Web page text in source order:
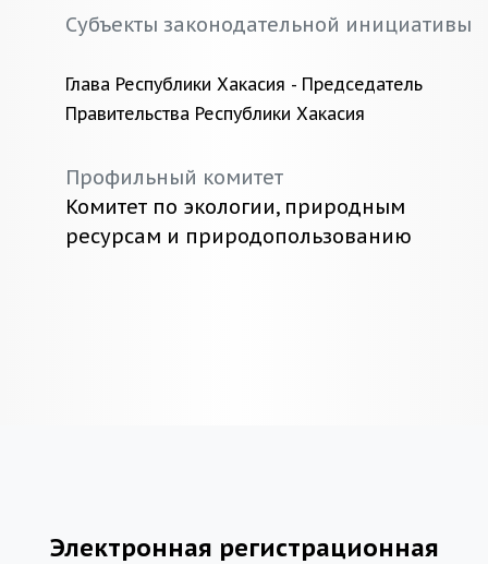
Субъекты законодательной инициативы
Глава Республики Хакасия - Председатель
Правительства Республики Хакасия
Профильный комитет
Комитет по экологии, природным
ресурсам и природопользованию
Электронная регистрационная